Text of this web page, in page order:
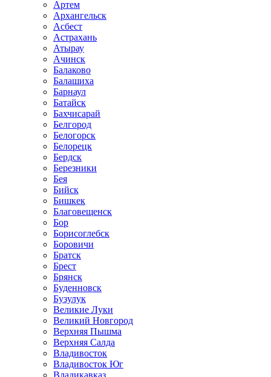
Артем
Архангельск
Асбест
Астрахань
Атырау
Ачинск
Балаково
Балашиха
Барнаул
Батайск
Бахчисарай
Белгород
Белогорск
Белорецк
Бердск
Березники
Бея
Бийск
Бишкек
Благовещенск
Бор
Борисоглебск
Боровичи
Братск
Брест
Брянск
Буденновск
Бузулук
Великие Луки
Великий Новгород
Верхняя Пышма
Верхняя Салда
Владивосток
Владивосток Юг
Владикавказ